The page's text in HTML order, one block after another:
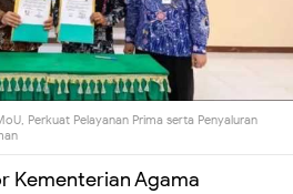
Perkuat Pelayanan Prima serta Penyaluran
Kementerian Agama